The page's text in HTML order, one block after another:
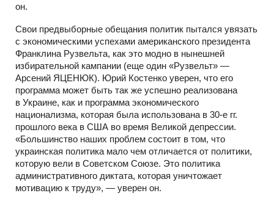
он.
Свои предвыборные обещания политик пытался увязать
с экономическими успехами американского президента
Франклина Рузвельта, как это модно в нынешней
избирательной кампании (еще один «Рузвельт» —
Арсений ЯЦЕНЮК). Юрий Костенко уверен, что его
программа может быть так же успешно реализована
в Украине, как и программа экономического
национализма, которая была использована в 30-е гг.
прошлого века в США во время Великой депрессии.
«Большинство наших проблем состоит в том, что
украинская политика мало чем отличается от политики,
которую вели в Советском Союзе. Это политика
административного диктата, которая уничтожает
мотивацию к труду», — уверен он.